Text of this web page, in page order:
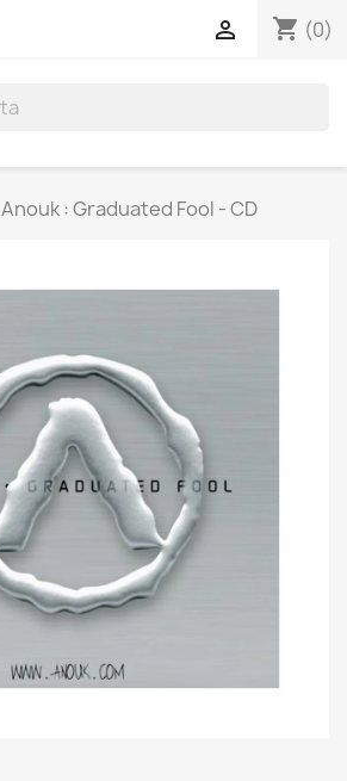
shopping_cart (0)

Anouk : Graduated Fool - CD